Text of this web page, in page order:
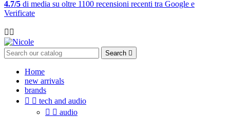
4.7/5 di media su oltre 1100 recensioni recenti tra Google e
Verificate

Search 
Home
new arrivals
brands
  tech and audio
  audio